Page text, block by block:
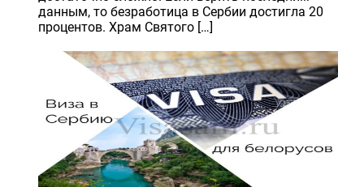
данным, то безработица в Сербии достигла 20
процентов. Храм Святого […]